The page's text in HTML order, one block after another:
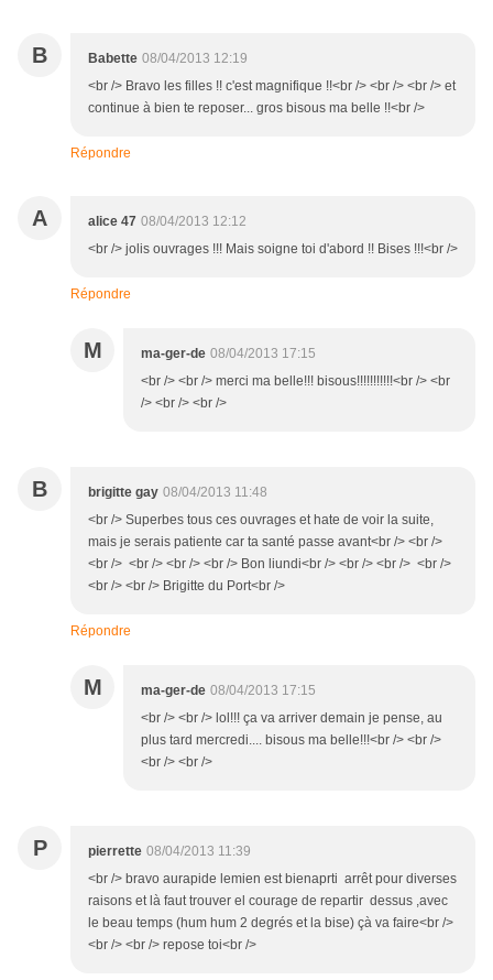
B Babette 08/04/2013 12:19
<br /> Bravo les filles !! c'est magnifique !!<br /> <br /> <br /> et
continue à bien te reposer... gros bisous ma belle !!<br />
Répondre
A alice 47 08/04/2013 12:12
<br /> jolis ouvrages !!! Mais soigne toi d'abord !! Bises !!!<br />
Répondre
M ma-ger-de 08/04/2013 17:15
<br /> <br /> merci ma belle!!! bisous!!!!!!!!!!!<br /> <br
/> <br /> <br />
B brigitte gay 08/04/2013 11:48
<br /> Superbes tous ces ouvrages et hate de voir la suite,
mais je serais patiente car ta santé passe avant<br /> <br />
<br /> <br /> <br /> <br /> Bon liundi<br /> <br /> <br /> <br />
<br /> <br /> Brigitte du Port<br />
Répondre
M ma-ger-de 08/04/2013 17:15
<br /> <br /> lol!!! ça va arriver demain je pense, au
plus tard mercredi.... bisous ma belle!!!<br /> <br />
<br /> <br />
P pierrette 08/04/2013 11:39
<br /> bravo aurapide lemien est bienaprti arrêt pour diverses
raisons et là faut trouver el courage de repartir dessus ,avec
le beau temps (hum hum 2 degrés et la bise) çà va faire<br />
<br /> <br /> repose toi<br />